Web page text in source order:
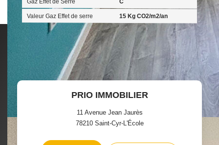
Valeur Gaz Effet de serre 15 Kg CO2/m2/an
PRIO IMMOBILIER
11 Avenue Jean Jaurès
78210 Saint-Cyr-L'École